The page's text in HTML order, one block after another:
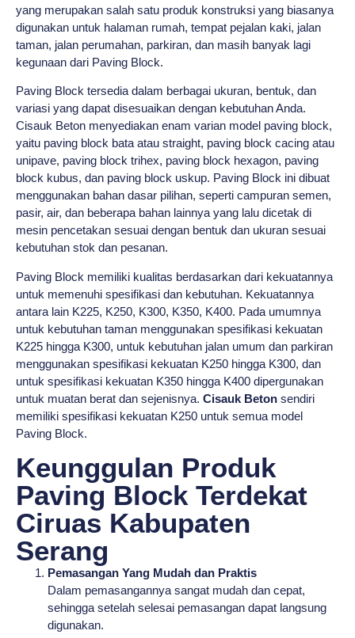
yang merupakan salah satu produk konstruksi yang biasanya
digunakan untuk halaman rumah, tempat pejalan kaki, jalan
taman, jalan perumahan, parkiran, dan masih banyak lagi
kegunaan dari Paving Block.
Paving Block tersedia dalam berbagai ukuran, bentuk, dan
variasi yang dapat disesuaikan dengan kebutuhan Anda.
Cisauk Beton menyediakan enam varian model paving block,
yaitu paving block bata atau straight, paving block cacing atau
unipave, paving block trihex, paving block hexagon, paving
block kubus, dan paving block uskup. Paving Block ini dibuat
menggunakan bahan dasar pilihan, seperti campuran semen,
pasir, air, dan beberapa bahan lainnya yang lalu dicetak di
mesin pencetakan sesuai dengan bentuk dan ukuran sesuai
kebutuhan stok dan pesanan.
Paving Block memiliki kualitas berdasarkan dari kekuatannya
untuk memenuhi spesifikasi dan kebutuhan. Kekuatannya
antara lain K225, K250, K300, K350, K400. Pada umumnya
untuk kebutuhan taman menggunakan spesifikasi kekuatan
K225 hingga K300, untuk kebutuhan jalan umum dan parkiran
menggunakan spesifikasi kekuatan K250 hingga K300, dan
untuk spesifikasi kekuatan K350 hingga K400 dipergunakan
untuk muatan berat dan sejenisnya. Cisauk Beton sendiri
memiliki spesifikasi kekuatan K250 untuk semua model
Paving Block.
Keunggulan Produk
Paving Block Terdekat
Ciruas Kabupaten
Serang
Pemasangan Yang Mudah dan Praktis
Dalam pemasangannya sangat mudah dan cepat,
sehingga setelah selesai pemasangan dapat langsung
digunakan.